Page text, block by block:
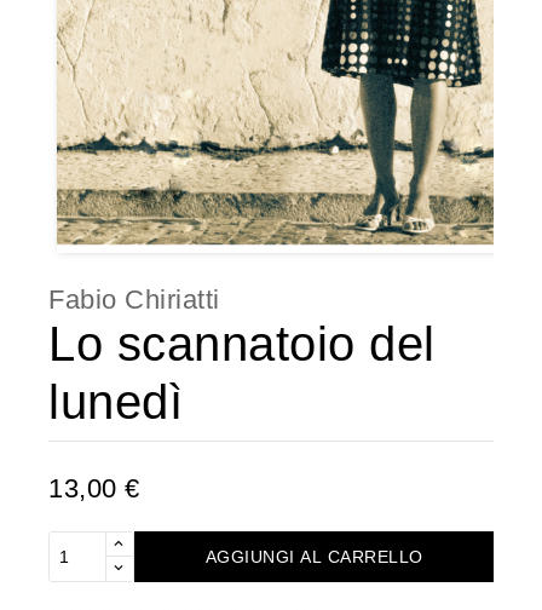
Fabio Chiriatti
Lo scannatoio del
lunedì
13,00 €
AGGIUNGI AL CARRELLO